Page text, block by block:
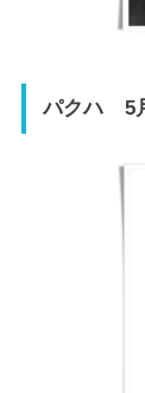
パクハ 5